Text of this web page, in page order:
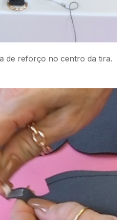
de reforço no centro da tira.